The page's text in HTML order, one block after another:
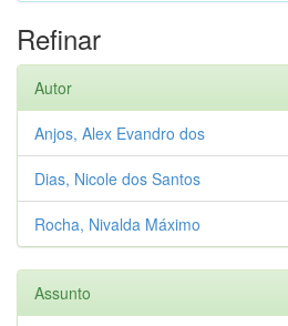
Refinar
Autor
Anjos, Alex Evandro dos
Dias, Nicole dos Santos
Rocha, Nivalda Máximo
Assunto